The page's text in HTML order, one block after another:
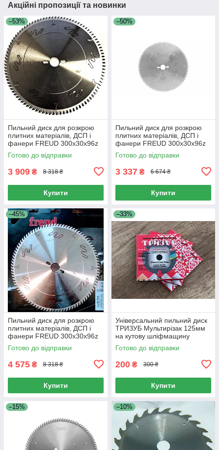
Акційні пропозиції та новинки
–53%
Пильний диск для розкрою
плитних матеріалів, ДСП і
фанери FREUD 300х30х96z
K3.2/2.2 (LU3D-0600)
Готово до відправки
3 909 ₴ 8 318 ₴
Купити
–50%
Пильний диск для розкрою
плитних матеріалів, ДСП і
фанери FREUD 300х30х96z
K3.2/2.2 (LG3D-0600)
Готово до відправки
3 337 ₴ 6 674 ₴
Купити
–45%
Пильний диск для розкрою
плитних матеріалів, ДСП і
фанери FREUD 300х30х96z
K3.2/2.2 (LU3D-1500)
Готово до відправки
4 575 ₴ 8 318 ₴
Купити
–33%
Універсальний пильний диск
ТРИЗУБ Мультирізак 125мм
на кутову шліфмащину
(КШМ) (TRZ-125)
Готово до відправки
200 ₴ 300 ₴
Купити
–15% –10%